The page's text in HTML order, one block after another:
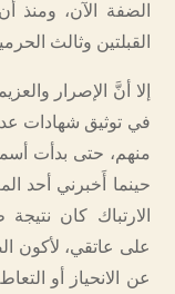
الضفة الآن،
القبلتين وثالث
إلا أنَّ الإصرار
في توثيق شهادات
منهم، حتى بدأت
حينما أَخبرني أحد
الارتباك كان
على عاتقي، لأكون
عن الانحياز أو